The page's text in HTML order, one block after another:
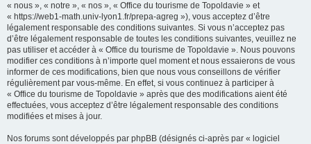
« nous », « notre », « nos », « Office du tourisme de Topoldavie » et
« https://web1-math.univ-lyon1.fr/prepa-agreg »), vous acceptez d’être
légalement responsable des conditions suivantes. Si vous n’acceptez pas
d’être légalement responsable de toutes les conditions suivantes, veuillez ne
pas utiliser et accéder à « Office du tourisme de Topoldavie ». Nous pouvons
modifier ces conditions à n’importe quel moment et nous essaierons de vous
informer de ces modifications, bien que nous vous conseillons de vérifier
régulièrement par vous-même. En effet, si vous continuez à participer à
« Office du tourisme de Topoldavie » après que des modifications aient été
effectuées, vous acceptez d’être légalement responsable des conditions
modifiées et mises à jour.
Nos forums sont développés par phpBB (désignés ci-après par « logiciel